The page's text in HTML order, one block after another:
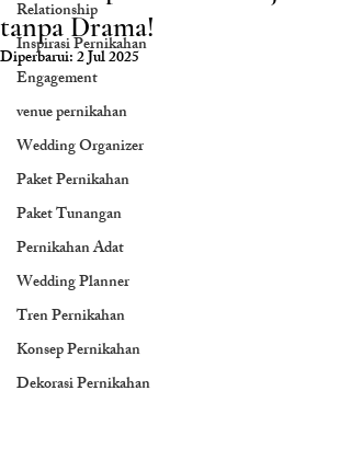
Relationship
Inspirasi Pernikahan
Engagement
venue pernikahan
Wedding Organizer
Paket Pernikahan
Paket Tunangan
Pernikahan Adat
Wedding Planner
Tren Pernikahan
Konsep Pernikahan
Dekorasi Pernikahan
tanpa Drama!
Diperbarui:2 Jul 2025